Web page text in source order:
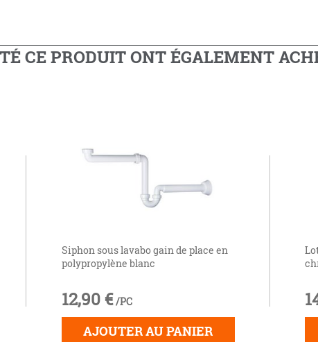
CE PRODUIT ONT ÉGALEMENT
Siphon sous lavabo gain de place en
polypropylène blanc
12,90 € /PC
AJOUTER AU PANIER